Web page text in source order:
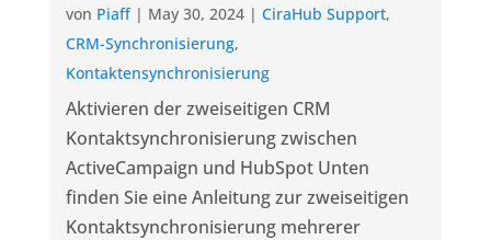
von Piaff| May 30, 2024| CiraHub Support,
CRM-Synchronisierung,
Kontaktensynchronisierung
Aktivieren der zweiseitigen CRM
Kontaktsynchronisierung zwischen
ActiveCampaign und HubSpot Unten
finden Sie eine Anleitung zur zweiseitigen
Kontaktsynchronisierung mehrerer